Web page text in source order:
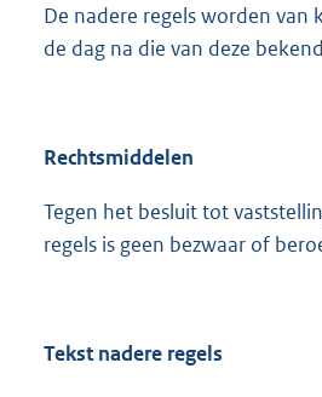
De nadere regels worden van
de dag na die van deze
Rechtsmiddelen
Tegen het besluit tot
regels is geen bezwaar of
Tekst nadere regels